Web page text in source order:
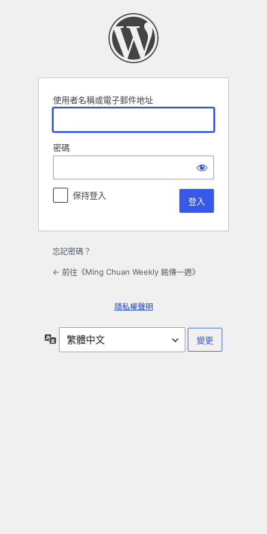
使用者名稱或電子郵件地址
密碼
保持登入
忘記密碼？
← 前往《Ming Chuan Weekly 銘傳一週》
隱私權聲明
言